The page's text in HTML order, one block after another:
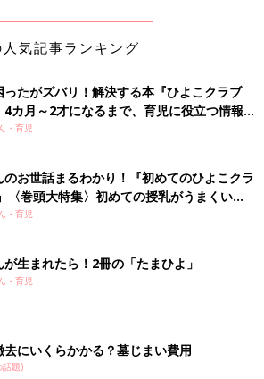
調管理の注意点は？
いこと。週末も平日と同じサイクルで
、生活リズムを崩さないこと。週末はゆっ
が、平日と同じように起き、いつもの時
心がけて。涼しくなってきたからと、お
十分な休養をとることも大切。外遊びも、
やすい人込みは避け、公園などで遊ぶほう
水分補給と離乳食について教え
人よりも暑がりです。涼しくなってきた
どに汗をかいていることもあるので、マ
分補給をしてあげて。残暑で夏バテのよ
気記事ランキング
ったがズバリ！解決する本『ひよこクラブ
月～2才になるまで、育児に役立つ情報が
！
・育児
のお世話まるわかり！『初めてのひよこクラ
〈巻頭大特集〉初めての授乳がうまくい
ぱい・ミルクの基本と夏のトラブル 解決テ
・育児
生まれたら！2冊の「たまひよ」
・育児
去にいくらかかる？墓じまい費用
話題)